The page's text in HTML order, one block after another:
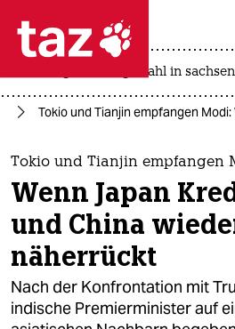
 taz zahl ich
taz zahl ich
themen
politik
öko
gesellschaft
kultur
landtagswahl in
Tokio und Tianjin empfangen
Tokio und Tianjin empfangen
Wenn Japan
und China
näherrückt
Nach der Konfrontation mit
indische Premierminister auf